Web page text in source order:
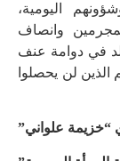
اليومية،
وانصاف
في دوامة عنف
الذين لن يحصلوا
“خزيمة علواني”